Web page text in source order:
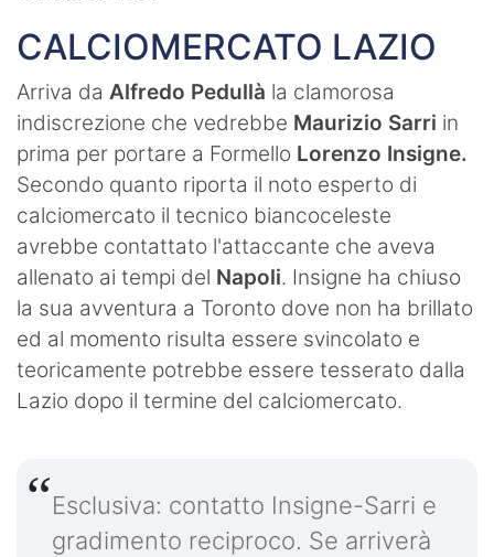
CALCIOMERCATO LAZIO
Arriva da Alfredo Pedullà la clamorosa
indiscrezione che vedrebbe Maurizio Sarri in
prima per portare a Formello Lorenzo Insigne.
Secondo quanto riporta il noto esperto di
calciomercato il tecnico biancoceleste
avrebbe contattato l'attaccante che aveva
allenato ai tempi del Napoli. Insigne ha chiuso
la sua avventura a Toronto dove non ha brillato
ed al momento risulta essere svincolato e
teoricamente potrebbe essere tesserato dalla
Lazio dopo il termine del calciomercato.
Esclusiva: contatto Insigne-Sarri e
gradimento reciproco. Se arriverà